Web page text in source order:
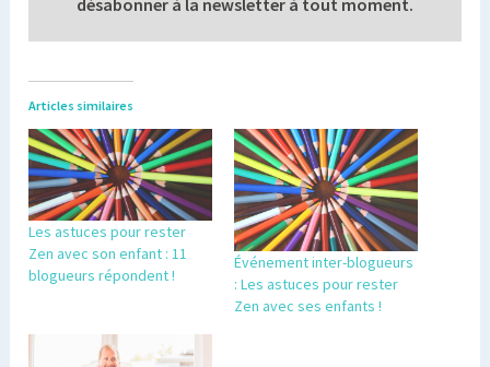
désabonner à la newsletter à tout moment.
Articles similaires
Les astuces pour rester
Zen avec son enfant : 11
blogueurs répondent !
Événement inter-blogueurs
: Les astuces pour rester
Zen avec ses enfants !